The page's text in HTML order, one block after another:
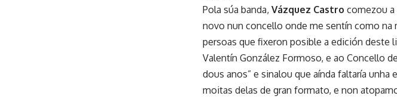
Pola súa banda, Vázquez Castro comezou a
novo nun concello onde me sentín como na
persoas que fixeron posible a edición deste
Valentín González Formoso, e ao Concello
dous anos” e sinalou que aínda faltaría
moitas delas de gran formato, e non